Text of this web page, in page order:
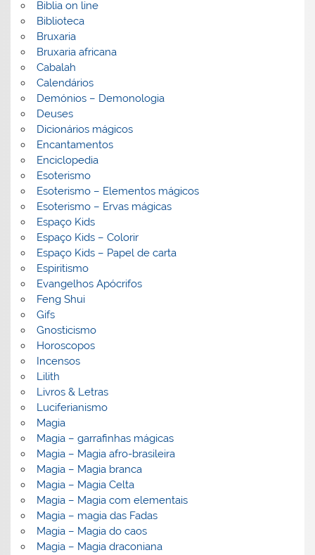
Biblia on line
Biblioteca
Bruxaria
Bruxaria africana
Cabalah
Calendários
Demónios – Demonologia
Deuses
Dicionários mágicos
Encantamentos
Enciclopedia
Esoterismo
Esoterismo – Elementos mágicos
Esoterismo – Ervas mágicas
Espaço Kids
Espaço Kids – Colorir
Espaço Kids – Papel de carta
Espiritismo
Evangelhos Apócrifos
Feng Shui
Gifs
Gnosticismo
Horoscopos
Incensos
Lilith
Livros & Letras
Luciferianismo
Magia
Magia – garrafinhas mágicas
Magia – Magia afro-brasileira
Magia – Magia branca
Magia – Magia Celta
Magia – Magia com elementais
Magia – magia das Fadas
Magia – Magia do caos
Magia – Magia draconiana